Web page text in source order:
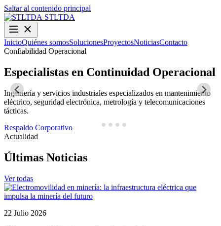
Saltar al contenido principal
STLTDA
InicioQuiénes somosSolucionesProyectosNoticiasContacto
Confiabilidad Operacional
Especialistas en Continuidad Operacional
Ingeniería y servicios industriales especializados en mantenimiento
eléctrico, seguridad electrónica, metrología y telecomunicaciones
tácticas.
Respaldo Corporativo
Actualidad
Últimas Noticias
Ver todas
22 Julio 2026